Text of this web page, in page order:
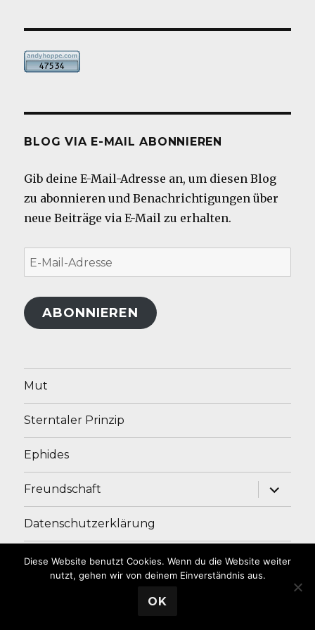
BLOG VIA E-MAIL ABONNIEREN
Gib deine E-Mail-Adresse an, um diesen Blog
zu abonnieren und Benachrichtigungen über
neue Beiträge via E-Mail zu erhalten.
E-
Mail-
Adresse
ABONNIEREN
Mut
Sterntaler Prinzip
Ephides
Freundschaft
Datenschutzerklärung
Impressum
Stolz präsentiert von WordPress
Diese Website benutzt Cookies. Wenn du die Website weiter
nutzt, gehen wir von deinem Einverständnis aus.
OK